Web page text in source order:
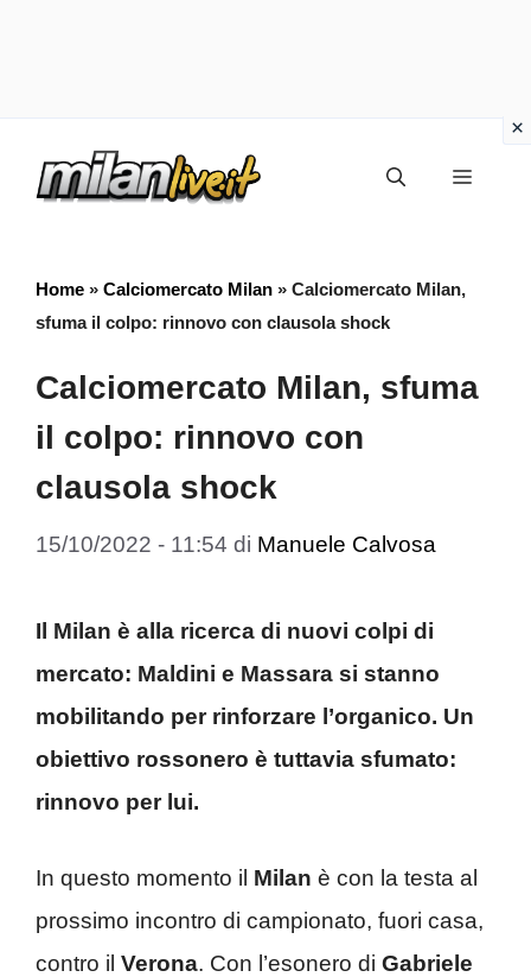
Menu
Home » Calciomercato Milan » Calciomercato Milan,
sfuma il colpo: rinnovo con clausola shock
Calciomercato Milan, sfuma
il colpo: rinnovo con
clausola shock
15/10/2022 - 11:54 di Manuele Calvosa
Il Milan è alla ricerca di nuovi colpi di
mercato: Maldini e Massara si stanno
mobilitando per rinforzare l’organico. Un
obiettivo rossonero è tuttavia sfumato:
rinnovo per lui.
In questo momento il Milan è con la testa al
prossimo incontro di campionato, fuori casa,
contro il Verona. Con l’esonero di Gabriele